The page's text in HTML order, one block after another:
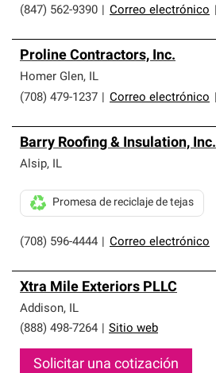
(847) 562-9390
Correo electrónico
Proline Contractors, Inc.
Homer Glen, IL
(708) 479-1237
Correo electrónico
Barry Roofing & Insulation, Inc.
Alsip, IL
(708) 596-4444 Correo electrónico
Promesa de reciclaje de tejas
Xtra Mile Exteriors PLLC
Addison, IL
(888) 498-7264
Sitio web
Solicitar una cotización